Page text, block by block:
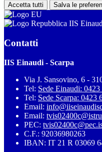
Accetta tutti Salva le
IIS
Contatti
IIS Einaudi - Scarpa
Via J. Sansovino, 6 -
Tel: Sede Einaudi:
Tel: Sede Scarpa: 0423
Email:
Email:
PEC:
C.F.: 92036980263
IBAN: IT 21 R 03069